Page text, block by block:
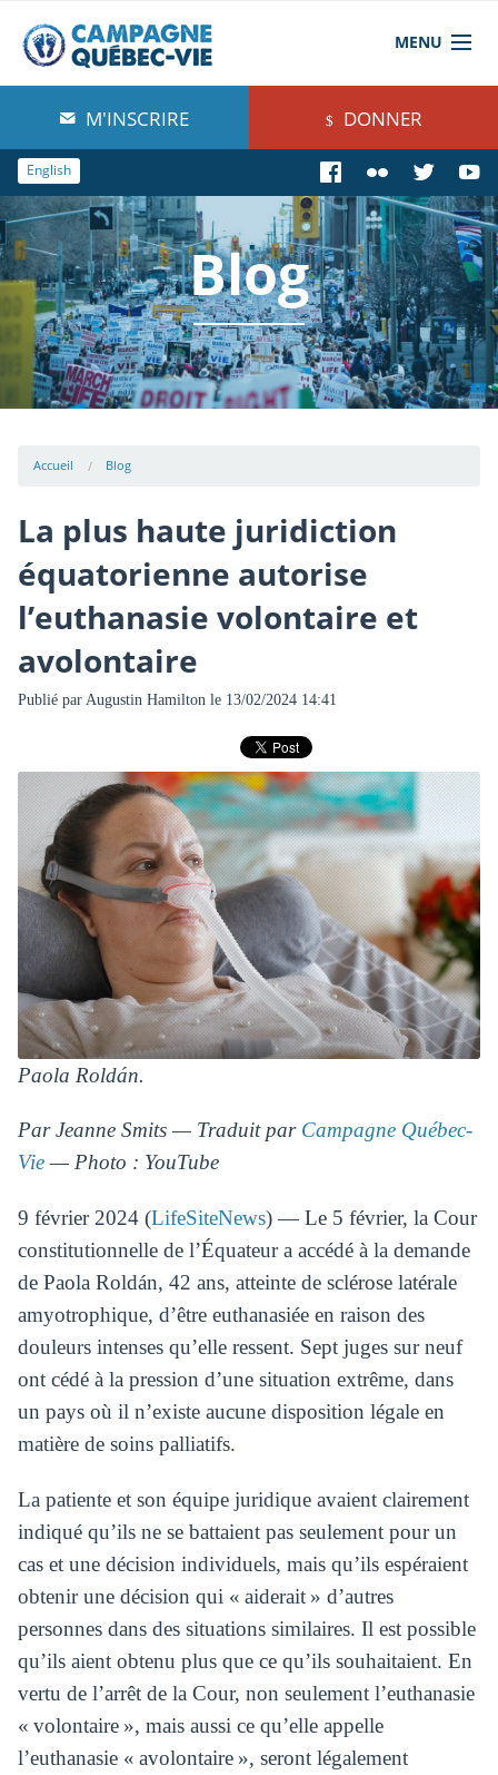
MENU
À propos de nous
Blog
Comprendre
Agir
Boutique
M'INSCRIRE DONNER
English
Blog
Accueil Blog
La plus haute juridiction
équatorienne autorise
l’euthanasie volontaire et
avolontaire
Publié par Augustin Hamilton le 13/02/2024 14:41
Paola Roldán.
Par Jeanne Smits — Traduit par Campagne Québec-
Vie— Photo : YouTube
9 février 2024 (LifeSiteNews) — Le 5 février, la Cour
constitutionnelle de l’Équateur a accédé à la demande
de Paola Roldán, 42 ans, atteinte de sclérose latérale
amyotrophique, d’être euthanasiée en raison des
douleurs intenses qu’elle ressent. Sept juges sur neuf
ont cédé à la pression d’une situation extrême, dans
un pays où il n’existe aucune disposition légale en
matière de soins palliatifs.
La patiente et son équipe juridique avaient clairement
indiqué qu’ils ne se battaient pas seulement pour un
cas et une décision individuels, mais qu’ils espéraient
obtenir une décision qui « aiderait » d’autres
personnes dans des situations similaires. Il est possible
qu’ils aient obtenu plus que ce qu’ils souhaitaient. En
vertu de l’arrêt de la Cour, non seulement l’euthanasie
« volontaire », mais aussi ce qu’elle appelle
l’euthanasie « avolontaire », seront légalement